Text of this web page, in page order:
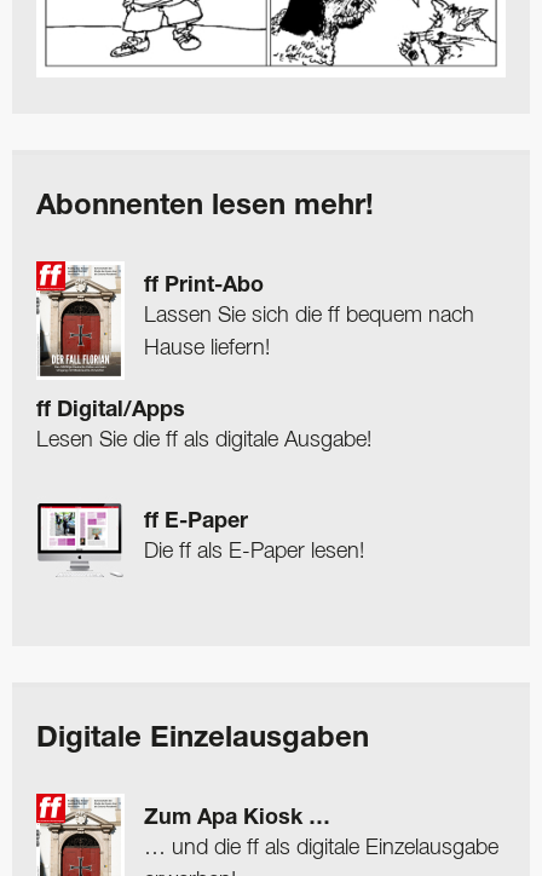
Abonnenten lesen mehr!
ff Print-Abo
Lassen Sie sich die ff bequem nach
Hause liefern!
ff Digital/Apps
Lesen Sie die ff als digitale Ausgabe!
ff E-Paper
Die ff als E-Paper lesen!
Digitale Einzelausgaben
Zum Apa Kiosk …
… und die ff als digitale Einzelausgabe